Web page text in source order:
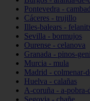
Pontevedra -
Cáceres - trujillo
Illes-balears -
Sevilla - bormujos
Ourense - celanova
Granada - pinos-
Murcia - mula
Madrid - colmenar-
Huelva - calañas
A-coruña - a-pobra-
Segovia - chañe